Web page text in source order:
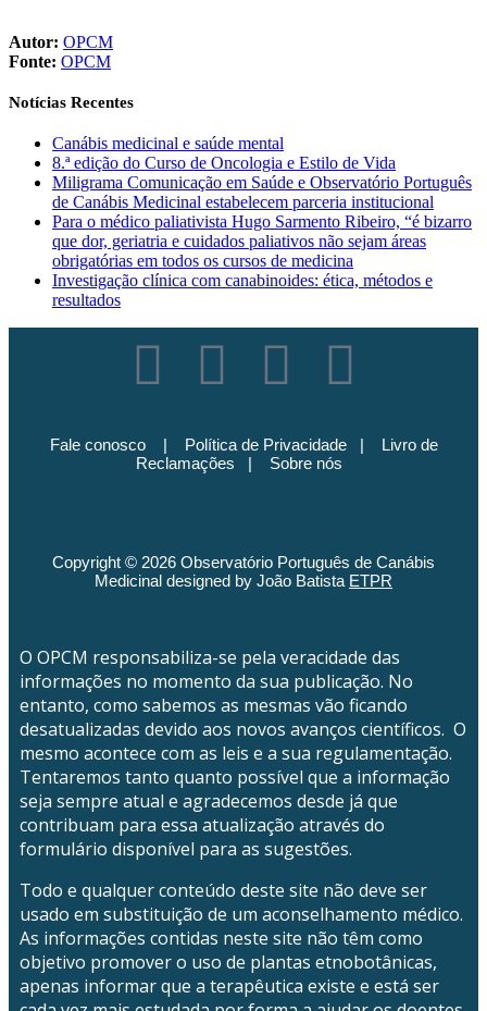
Autor: OPCM
Fonte: OPCM
Notícias Recentes
Canábis medicinal e saúde mental
8.ª edição do Curso de Oncologia e Estilo de Vida
Miligrama Comunicação em Saúde e Observatório Português
de Canábis Medicinal estabelecem parceria institucional
Para o médico paliativista Hugo Sarmento Ribeiro, “é bizarro
que dor, geriatria e cuidados paliativos não sejam áreas
obrigatórias em todos os cursos de medicina
Investigação clínica com canabinoides: ética, métodos e
resultados
Fale conosco| Política de Privacidade| Livro de
Reclamações | Sobre nós
Copyright © 2026 Observatório Português de Canábis
Medicinal designed by João Batista ETPR
O OPCM responsabiliza-se pela veracidade das
informações no momento da sua publicação. No
entanto, como sabemos as mesmas vão ficando
desatualizadas devido aos novos avanços científicos. O
mesmo acontece com as leis e a sua regulamentação.
Tentaremos tanto quanto possível que a informação
seja sempre atual e agradecemos desde já que
contribuam para essa atualização através do
formulário disponível para as sugestões.
Todo e qualquer conteúdo deste site não deve ser
usado em substituição de um aconselhamento médico.
As informações contidas neste site não têm como
objetivo promover o uso de plantas etnobotânicas,
apenas informar que a terapêutica existe e está ser